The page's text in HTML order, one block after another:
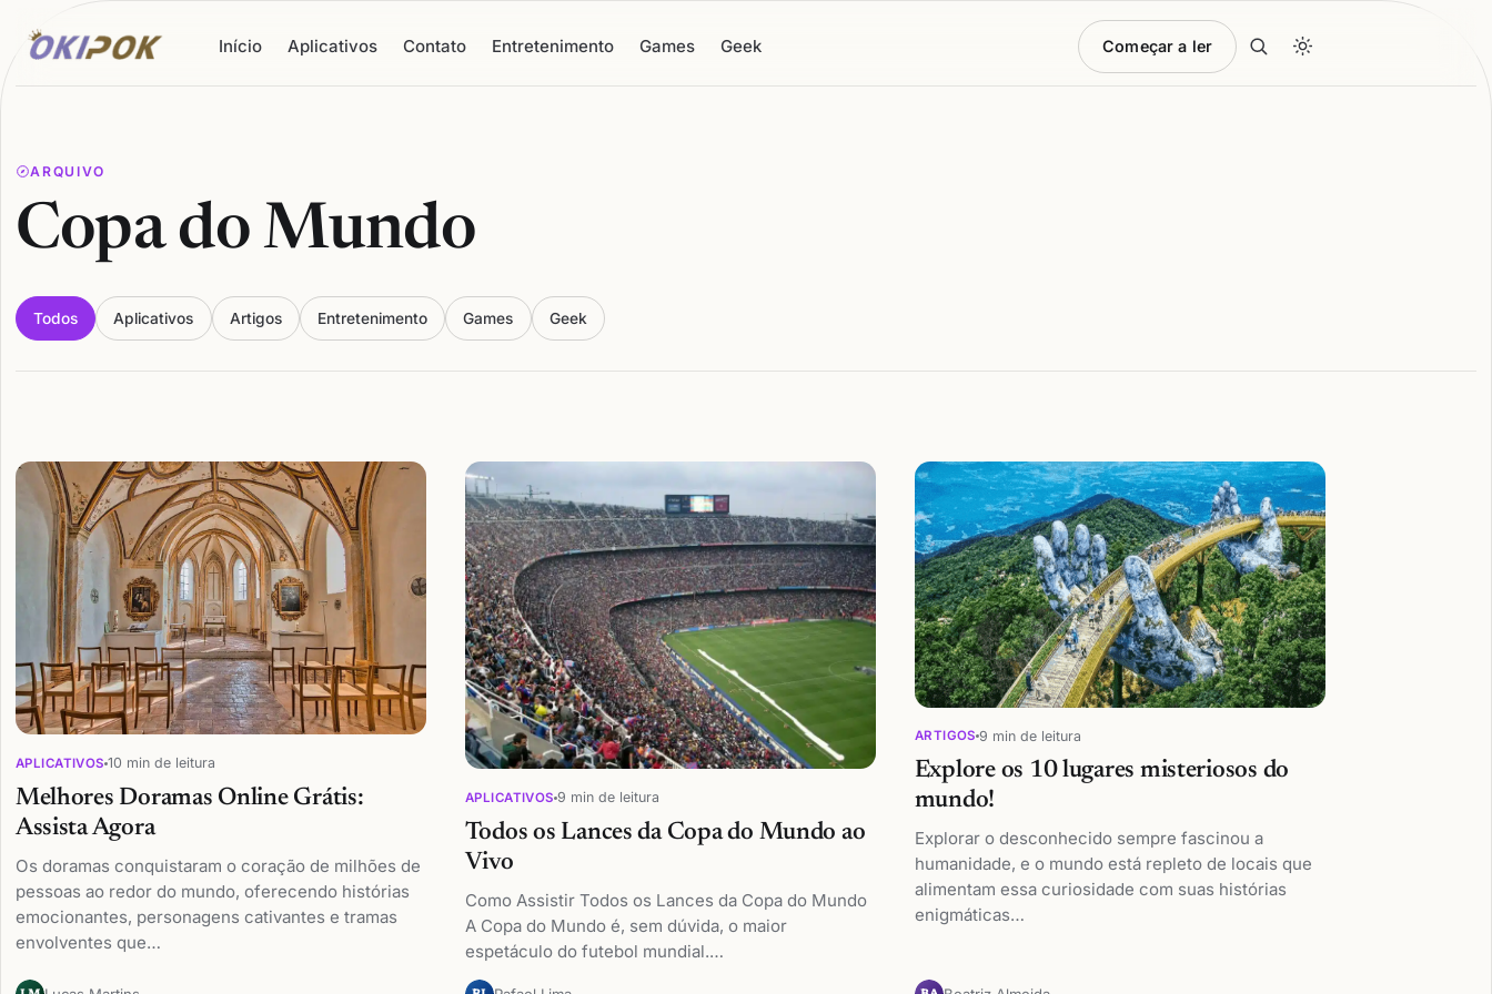
Início Aplicativos Contato Entretenimento Games Geek Começar a ler
ARQUIVO
Copa do Mundo
Todos Aplicativos Artigos Entretenimento Games Geek
Articles
APLICATIVOS 10 min de leitura
Melhores Doramas Online Grátis:
Assista Agora
Os doramas conquistaram o coração de milhões de
pessoas ao redor do mundo, oferecendo histórias
emocionantes, personagens cativantes e tramas
envolventes que…
APLICATIVOS 9 min de leitura
Todos os Lances da Copa do Mundo ao
Vivo
Como Assistir Todos os Lances da Copa do Mundo
A Copa do Mundo é, sem dúvida, o maior
espetáculo do futebol mundial.…
ARTIGOS 9 min de leitura
Explore os 10 lugares misteriosos do
mundo!
Explorar o desconhecido sempre fascinou a
humanidade, e o mundo está repleto de locais que
alimentam essa curiosidade com suas histórias
enigmáticas…